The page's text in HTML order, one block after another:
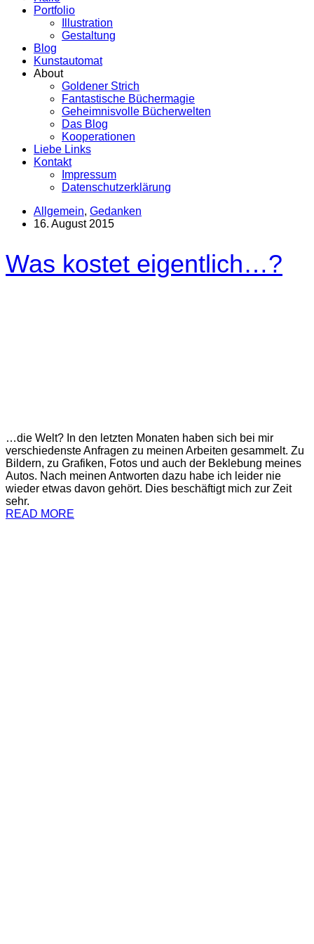
Portfolio
Illustration
Gestaltung
Blog
Kunstautomat
About
Goldener Strich
Fantastische Büchermagie
Geheimnisvolle Bücherwelten
Das Blog
Kooperationen
Liebe Links
Kontakt
Impressum
Datenschutzerklärung
Allgemein, Gedanken
16. August 2015
Was kostet eigentlich…?
…die Welt? In den letzten Monaten haben sich bei mir
verschiedenste Anfragen zu meinen Arbeiten gesammelt. Zu
Bildern, zu Grafiken, Fotos und auch der Beklebung meines
Autos. Nach meinen Antworten dazu habe ich leider nie
wieder etwas davon gehört. Dies beschäftigt mich zur Zeit
sehr.
READ MORE